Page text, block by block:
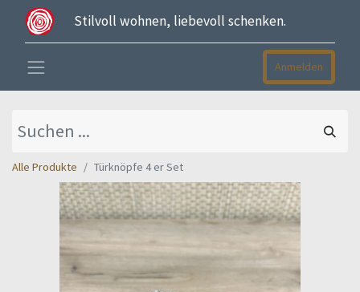
Stilvoll wohnen, liebevoll schenken.
Anmelden
Alle Produkte Türknöpfe 4 er Set